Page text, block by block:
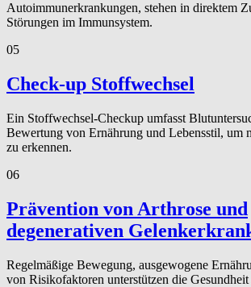
Autoimmunerkrankungen, stehen in direktem
Störungen im Immunsystem.
05
Check-up Stoffwechsel
Ein Stoffwechsel-Checkup umfasst
Bewertung von Ernährung und Lebensstil, um
zu erkennen.
06
Prävention von Arthrose und
degenerativen
Regelmäßige Bewegung, ausgewogene
von Risikofaktoren unterstützen die